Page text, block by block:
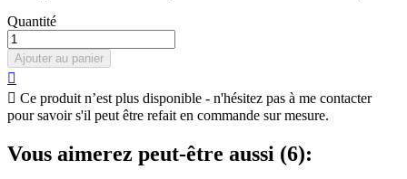
Quantité
Ajouter au panier

 Ce produit n’est plus disponible - n'hésitez pas à me contacter
pour savoir s'il peut être refait en commande sur mesure.
Vous aimerez peut-être aussi (6):